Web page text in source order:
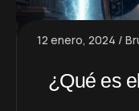
12 enero, 2024
¿Qué es